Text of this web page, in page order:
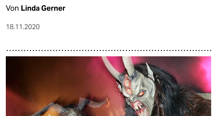
Von Linda Gerner
18.11.2020